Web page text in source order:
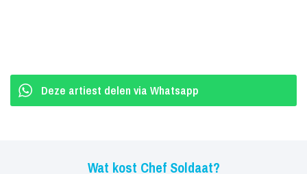
Deze artiest delen via Whatsapp
Wat kost Chef Soldaat?